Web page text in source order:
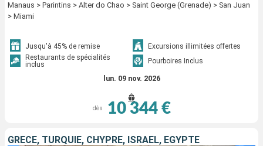
Manaus > Parintins > Alter do Chao > Saint George (Grenade) > San Juan
> Miami
Jusqu'à 45% de remise
Excursions illimitées offertes
Restaurants de spécialités
inclus
Pourboires Inclus
lun. 09 nov. 2026
dès 10 344 €
GRÈCE, TURQUIE, CHYPRE, ISRAËL, EGYPTE